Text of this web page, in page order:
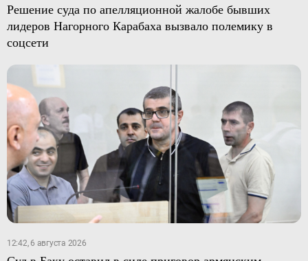
Решение суда по апелляционной жалобе бывших
лидеров Нагорного Карабаха вызвало полемику в
соцсети
12:42, 6 августа 2026